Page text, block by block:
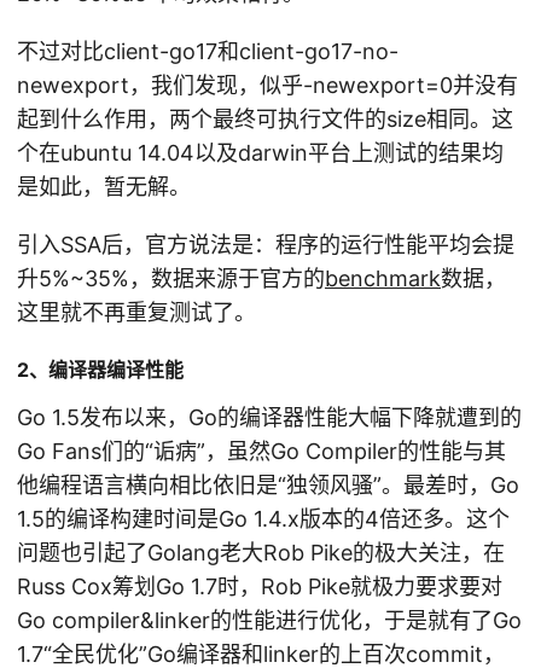
不过对比client-go17和client-go17-no-
newexport，我们发现，似乎-newexport=0并没有
起到什么作用，两个最终可执行文件的size相同。这
个在ubuntu 14.04以及darwin平台上测试的结果均
是如此，暂无解。
引入SSA后，官方说法是：程序的运行性能平均会提
升5%~35%，数据来源于官方的benchmark数据，
这里就不再重复测试了。
2、编译器编译性能
Go 1.5发布以来，Go的编译器性能大幅下降就遭到的
Go Fans们的“诟病”，虽然Go Compiler的性能与其
他编程语言横向相比依旧是“独领风骚”。最差时，Go
1.5的编译构建时间是Go 1.4.x版本的4倍还多。这个
问题也引起了Golang老大Rob Pike的极大关注，在
Russ Cox筹划Go 1.7时，Rob Pike就极力要求要对
Go compiler&linker的性能进行优化，于是就有了Go
1.7“全民优化”Go编译器和linker的上百次commit，